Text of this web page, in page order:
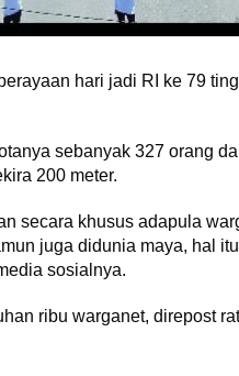
hari jadi RI ke 79
sebanyak 327 orang
200 meter.
secara khusus adapula
juga didunia maya, hal
sosialnya.
ribu warganet, direpost